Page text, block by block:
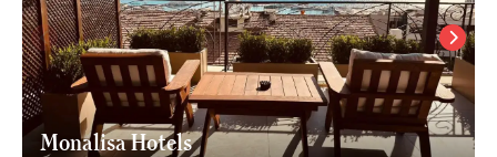
Monalisa Hotels